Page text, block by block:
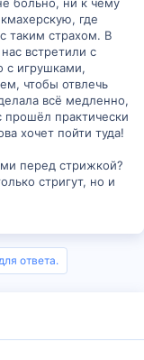
где
таким страхом. В
встретили с
с игрушками,
чтобы отвлечь
всё медленно,
прошёл практически
хочет пойти туда!
перед стрижкой?
стригут, но и
ответа.